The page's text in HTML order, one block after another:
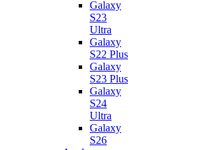
Galaxy
S23
Ultra
Galaxy
S22 Plus
Galaxy
S23 Plus
Galaxy
S24
Ultra
Galaxy
S26